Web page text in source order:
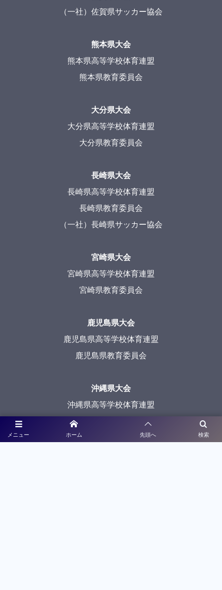
メニュー 検索
ホーム 先頭へ
（一社）佐賀県サッカー協会
熊本県大会
熊本県高等学校体育連盟
熊本県教育委員会
大分県大会
大分県高等学校体育連盟
大分県教育委員会
長崎県大会
長崎県高等学校体育連盟
長崎県教育委員会
（一社）長崎県サッカー協会
宮崎県大会
宮崎県高等学校体育連盟
宮崎県教育委員会
鹿児島県大会
鹿児島県高等学校体育連盟
鹿児島県教育委員会
沖縄県大会
沖縄県高等学校体育連盟